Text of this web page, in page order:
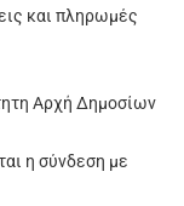
και πληρωμές
Αρχή Δημοσίων
η σύνδεση με